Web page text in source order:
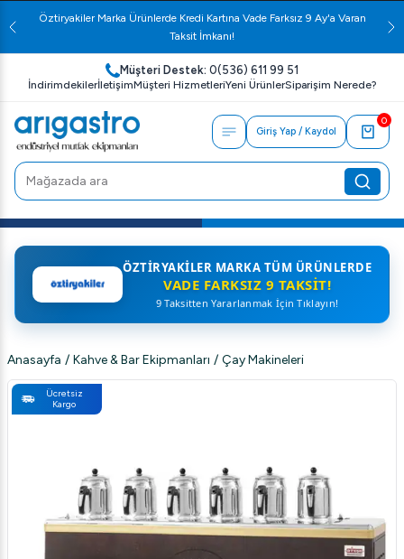
Öztiryakiler Marka Ürünlerde Kredi Kartına Vade Farksız 9 Ay'a Varan
Taksit İmkanı!
Müşteri Destek: 0(536) 611 99 51
İndirimdekilerİletişimMüşteri HizmetleriYeni ÜrünlerSiparişim Nerede?
Giriş Yap / Kaydol
0
ÖZTIRYAKILER MARKA TÜM ÜRÜNLERDE
VADE FARKSIZ 9 TAKSIT!
9 Taksitten Yararlanmak İçin Tıklayın!
Anasayfa / Kahve & Bar Ekipmanları / Çay Makineleri
Ücretsiz
Kargo